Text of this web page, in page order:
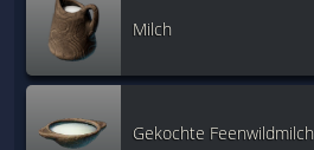
Milch
Gekochte Feenwildmilch